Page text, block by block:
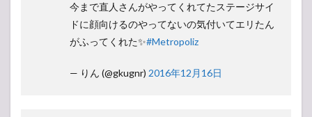
今まで直人さんがやってくれてたステージサイ
ドに顔向けるのやってないの気付いてエリたん
がふってくれた✨#Metropoliz
— りん (@gkugnr) 2016年12月16日